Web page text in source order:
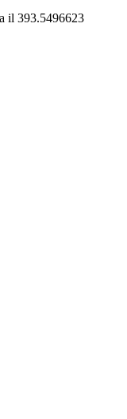
il 393.5496623